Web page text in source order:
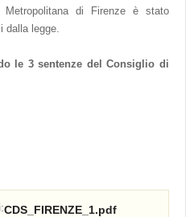
Metropolitana di Firenze è stato
dalla legge.
le 3 sentenze del Consiglio di
CDS_FIRENZE_1.pdf